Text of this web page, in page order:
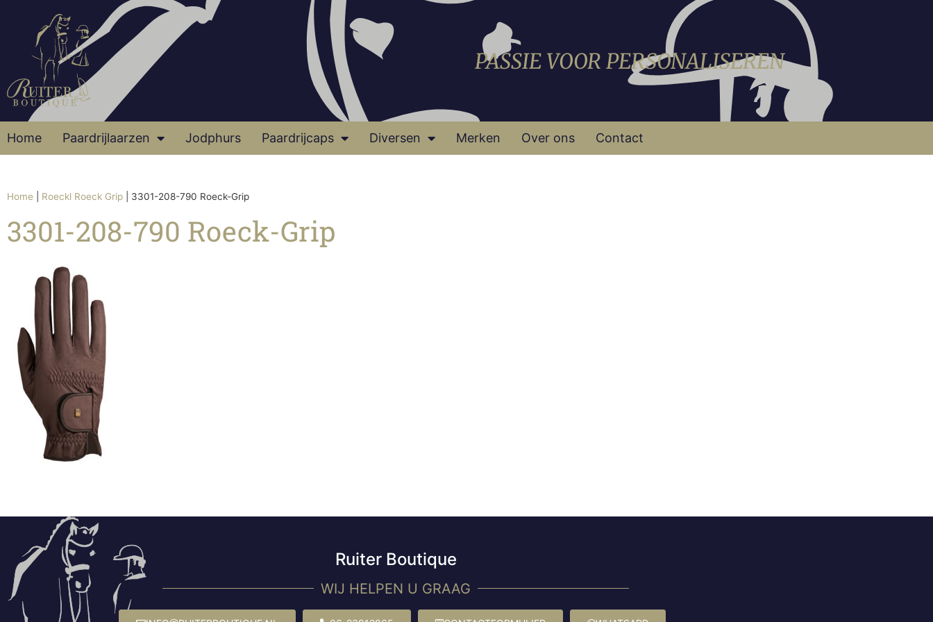
PASSIE VOOR PERSONALISEREN
Home Paardrijlaarzen Jodphurs Paardrijcaps Diversen Merken Over ons Contact
Home Roeckl Roeck Grip 3301-208-790 Roeck-Grip
3301-208-790 Roeck-Grip
Ruiter Boutique
WIJ HELPEN U GRAAG